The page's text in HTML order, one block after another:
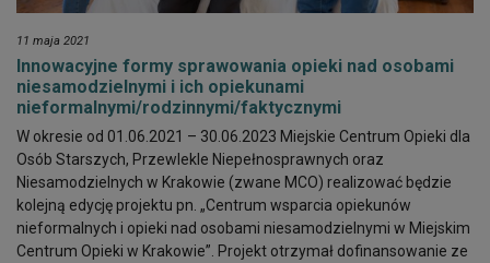
11 maja 2021
Innowacyjne formy sprawowania opieki nad osobami
niesamodzielnymi i ich opiekunami
nieformalnymi/rodzinnymi/faktycznymi
W okresie od 01.06.2021 – 30.06.2023 Miejskie Centrum Opieki dla
Osób Starszych, Przewlekle Niepełnosprawnych oraz
Niesamodzielnych w Krakowie (zwane MCO) realizować będzie
kolejną edycję projektu pn. „Centrum wsparcia opiekunów
nieformalnych i opieki nad osobami niesamodzielnymi w Miejskim
Centrum Opieki w Krakowie”. Projekt otrzymał dofinansowanie ze